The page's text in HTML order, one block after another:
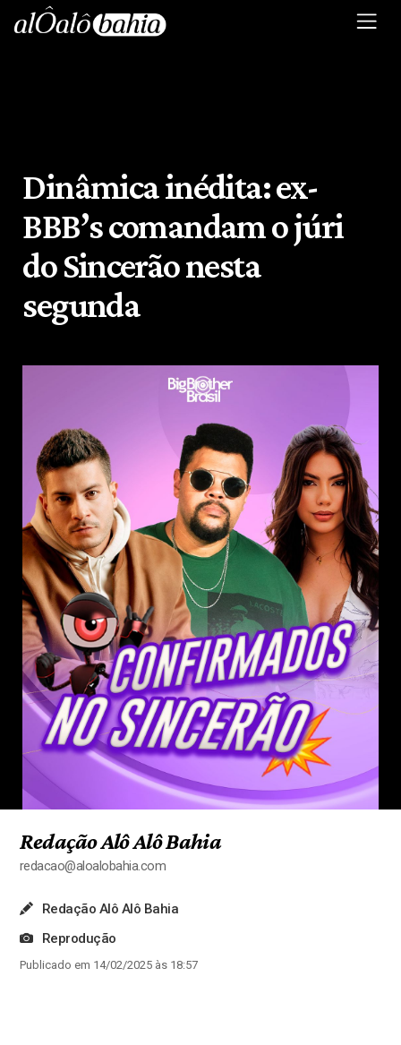
Dinâmica inédita: ex-
BBB’s comandam o júri
do Sincerão nesta
segunda
Redação Alô Alô Bahia
redacao@aloalobahia.com
Redação Alô Alô Bahia
Reprodução
Publicado em 14/02/2025 às 18:57